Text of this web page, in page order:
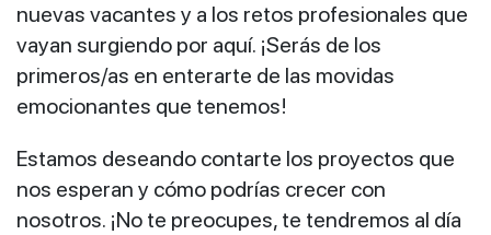
nuevas vacantes y a los retos profesionales que
vayan surgiendo por aquí. ¡Serás de los
primeros/as en enterarte de las movidas
emocionantes que tenemos!
Estamos deseando contarte los proyectos que
nos esperan y cómo podrías crecer con
nosotros. ¡No te preocupes, te tendremos al día